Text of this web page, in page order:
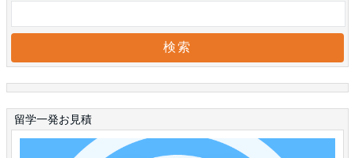
留学一発お見積